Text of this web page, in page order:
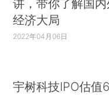
讲，带你了解国
经济大局
2022年04月06日
宇树科技IPO估值